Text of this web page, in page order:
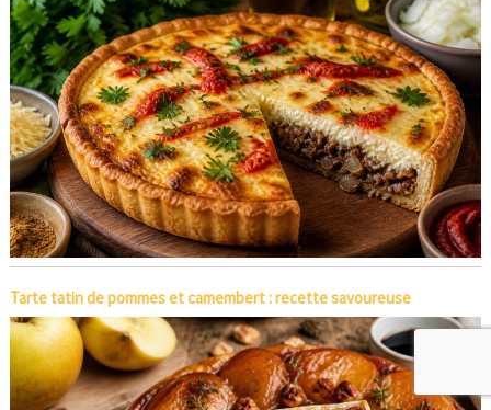
Tarte tatin de pommes et camembert : recette savoureuse